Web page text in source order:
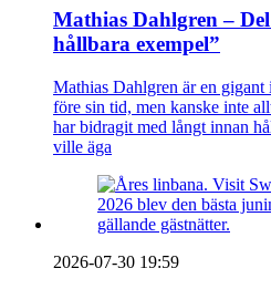
Mathias Dahlgren –
hållbara exempel”
Mathias Dahlgren är en
före sin tid, men kanske inte
har bidragit med långt innan
ville äga
2026-07-30 19:59